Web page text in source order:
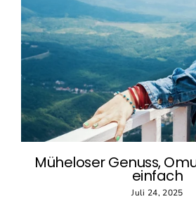
Müheloser Genuss,
einfach
Juli 24, 2025